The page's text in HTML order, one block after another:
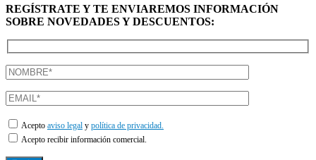
REGÍSTRATE Y TE ENVIAREMOS INFORMACIÓN
SOBRE NOVEDADES Y DESCUENTOS:
Acepto aviso legal y política de privacidad.
Acepto recibir información comercial.